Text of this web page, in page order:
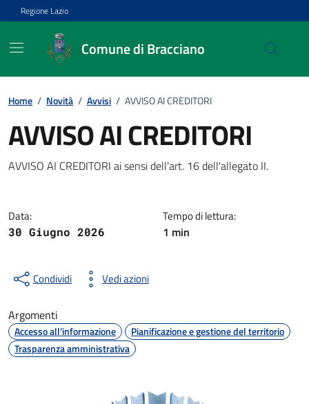
Vai ai contenuti
Vai al footer
Regione Lazio
Comune di Bracciano
Home / Novità / Avvisi / AVVISO AI CREDITORI
AVVISO AI CREDITORI
Dettagli della notizia
AVVISO AI CREDITORI ai sensi dell'art. 16 dell'allegato II.
Data:
30 Giugno 2026
Tempo di lettura:
1 min
Condividi Vedi azioni
Argomenti
Accesso all'informazione
Pianificazione e gestione del territorio
Trasparenza amministrativa